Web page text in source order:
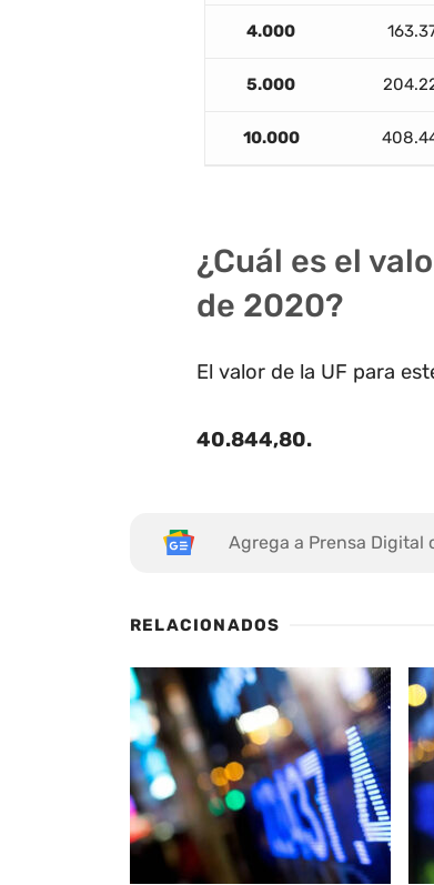
4.000
5.000
10.000
¿Cuál es el
de 2020?
El valor de la UF para
40.844,80.
Agrega a Prensa Digital
RELACIONADOS